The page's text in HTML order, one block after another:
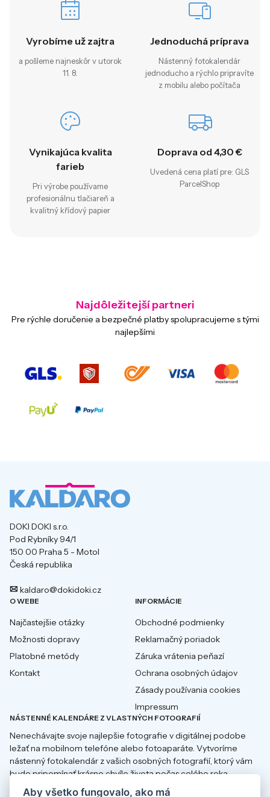
Vyrobíme už zajtra
a pošleme najneskôr v utorok
11. 8.
Jednoduchá príprava
Nástenný fotokalendár
jednoducho a rýchlo pripravíte
z mobilu alebo počítača
Vynikajúca kvalita
farieb
Pri výrobe používame
profesionálnu tlačiareň a
kvalitný křídový papier
Doprava od 4,30 €
Uvedená cena platí pre: GLS
ParcelShop
Najdôležitejší partneri
Pre rýchle doručenie a bezpečné platby spolupracujeme s tými
najlepšími
DOKI DOKI s.r.o.
Pod Rybníky 94/1
150 00 Praha 5 - Motol
Česká republika
kaldaro@dokidoki.cz
O WEBE
Najčastejšie otázky
Možnosti dopravy
Platobné metódy
Kontakt
INFORMÁCIE
Obchodné podmienky
Reklamačný poriadok
Záruka vrátenia peňazí
Ochrana osobných údajov
Zásady používania cookies
Impressum
NÁSTENNÉ KALENDÁRE Z VLASTNÝCH FOTOGRAFIÍ
Nenechávajte svoje najlepšie fotografie v digitálnej podobe
ležať na mobilnom telefóne alebo fotoaparáte. Vytvoríme
nástenný fotokalendár z vašich osobných fotografií, ktorý vám
bude pripomínať krásne chvíle života počas celého roka.
Aby všetko fungovalo, ako má